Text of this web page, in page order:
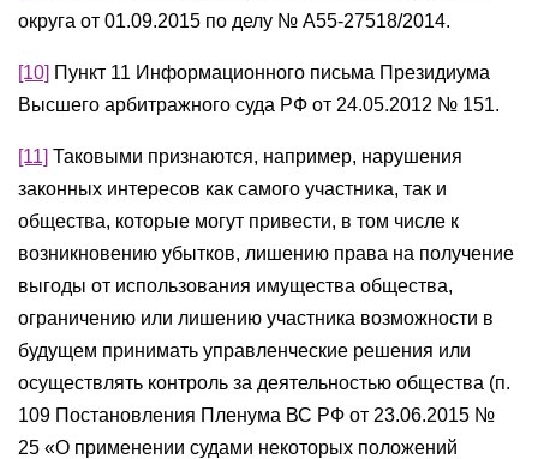
округа от 01.09.2015 по делу № А55-27518/2014.
[10] Пункт 11 Информационного письма Президиума
Высшего арбитражного суда РФ от 24.05.2012 № 151.
[11] Таковыми признаются, например, нарушения
законных интересов как самого участника, так и
общества, которые могут привести, в том числе к
возникновению убытков, лишению права на получение
выгоды от использования имущества общества,
ограничению или лишению участника возможности в
будущем принимать управленческие решения или
осуществлять контроль за деятельностью общества (п.
109 Постановления Пленума ВС РФ от 23.06.2015 №
25 «О применении судами некоторых положений